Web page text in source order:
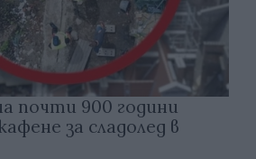
почти 900 години
за сладолед в